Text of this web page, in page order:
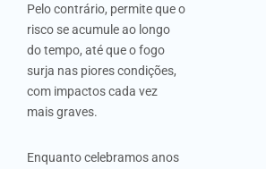
Pelo contrário, permite que o
risco se acumule ao longo
do tempo, até que o fogo
surja nas piores condições,
com impactos cada vez
mais graves.
Enquanto celebramos anos